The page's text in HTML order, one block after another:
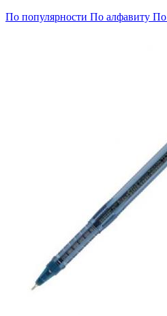
По популярности По алфавиту По